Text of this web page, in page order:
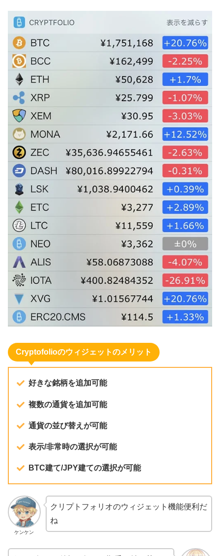
Cryptofolioのウィジェットのメリット
好きな銘柄を追加可能
複数の通貨を追加可能
通貨の並び替えが可能
表示/非常時の選択が可能
BTC建て/JPY建ての選択が可能
ケンケン
クリプトフォリオのウィジェット機能便利だ
ね